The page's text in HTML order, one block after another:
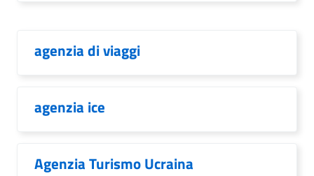
agenzia di viaggi
agenzia ice
Agenzia Turismo Ucraina